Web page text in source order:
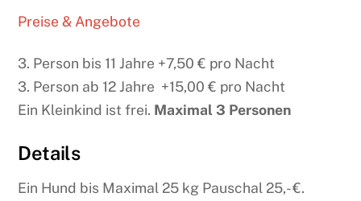
Preise & Angebote
3. Person bis 11 Jahre +7,50 € pro Nacht
3. Person ab 12 Jahre +15,00 € pro Nacht
Ein Kleinkind ist frei. Maximal 3 Personen
Details
Ein Hund bis Maximal 25 kg Pauschal 25,- €.